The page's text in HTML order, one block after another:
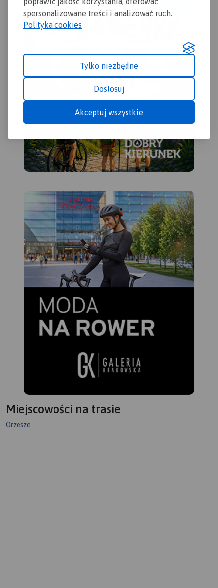
spersonalizowane treści i analizować ruch.
Polityka cookies
Tylko niezbędne
Dostosuj
Akceptuj wszystkie
Słowacji i w Czechach;
- wykaz węzłów na
- schemat metra w Pradze;
- informacje praktyczne dla
(m.in.: wybrane przepisy
dokumenty, obowiązkowe
wyposażenie samochodu,
Mapę offline można zakupić
w aplikacji Traseo na
urządzenia mobilne.Rok
Miejscowości na trasie
Orzesze